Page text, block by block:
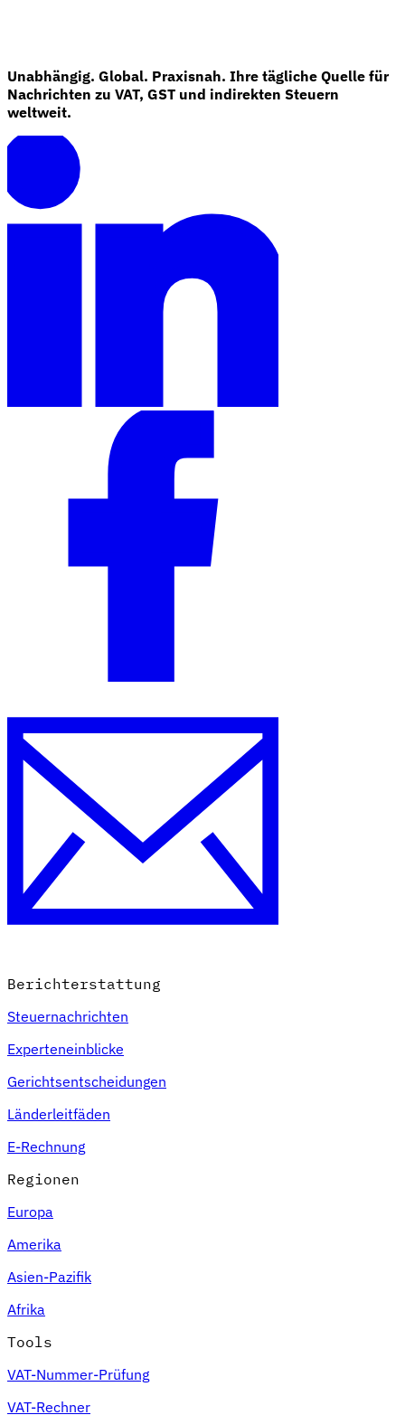
Unabhängig. Global. Praxisnah. Ihre tägliche Quelle für
Nachrichten zu VAT, GST und indirekten Steuern
weltweit.
Berichterstattung
Steuernachrichten
Experteneinblicke
Gerichtsentscheidungen
Länderleitfäden
E-Rechnung
Regionen
Europa
Amerika
Asien-Pazifik
Afrika
Tools
VAT-Nummer-Prüfung
VAT-Rechner